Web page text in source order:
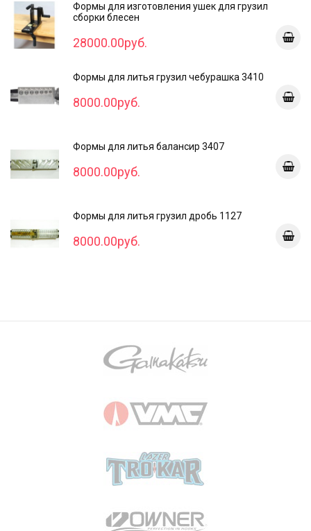
Формы для изготовления ушек для грузил
сборки блесен
28000.00руб.
Формы для литья грузил чебурашка 3410
8000.00руб.
Формы для литья балансир 3407
8000.00руб.
Формы для литья грузил дробь 1127
8000.00руб.